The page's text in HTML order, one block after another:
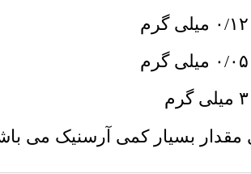
مقدار بسیار کمی آرسنیک می